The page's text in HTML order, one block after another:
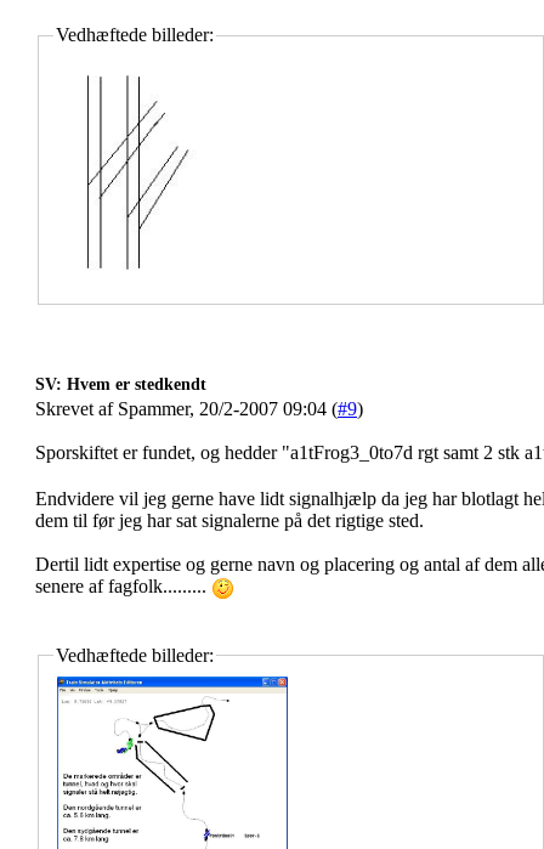
Vedhæftede billeder:
SV: Hvem er stedkendt
Skrevet af Spammer, 20/2-2007 09:04 (#9)
Sporskiftet er fundet, og hedder "a1tFrog3_0to7d rgt samt 2 stk
Endvidere vil jeg gerne have lidt signalhjælp da jeg har blotlagt
dem til før jeg har sat signalerne på det rigtige sted.
Dertil lidt expertise og gerne navn og placering og antal af dem
senere af fagfolk.........
Vedhæftede billeder: